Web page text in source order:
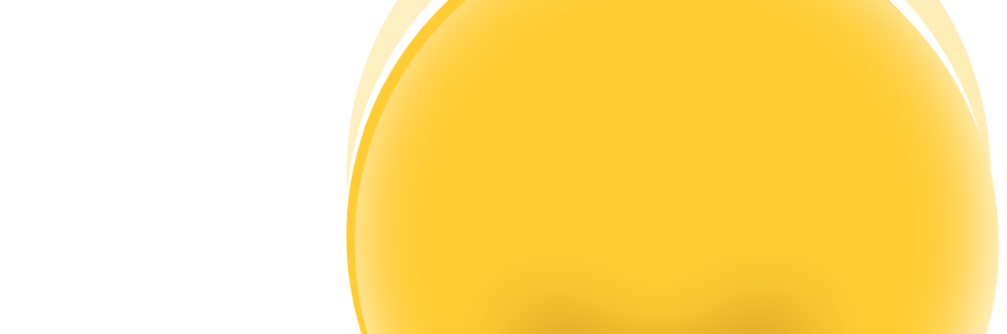
Phân tích dữ liệu lớn bao gồm thông tin giao dịch, v.v.